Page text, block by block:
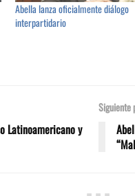
Abella lanza oficialmente diálogo
interpartidario
Latinoamericano y
Siguiente